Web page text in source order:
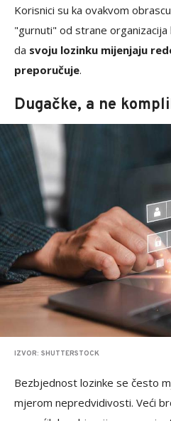
Korisnici su ka ovakvom
"gurnuti" od strane
da svoju lozinku mijenjaju
preporučuje.
Dugačke, a ne
IZVOR: SHUTTERSTOCK
Bezbjednost lozinke se često
mjerom nepredvidivosti. Veći